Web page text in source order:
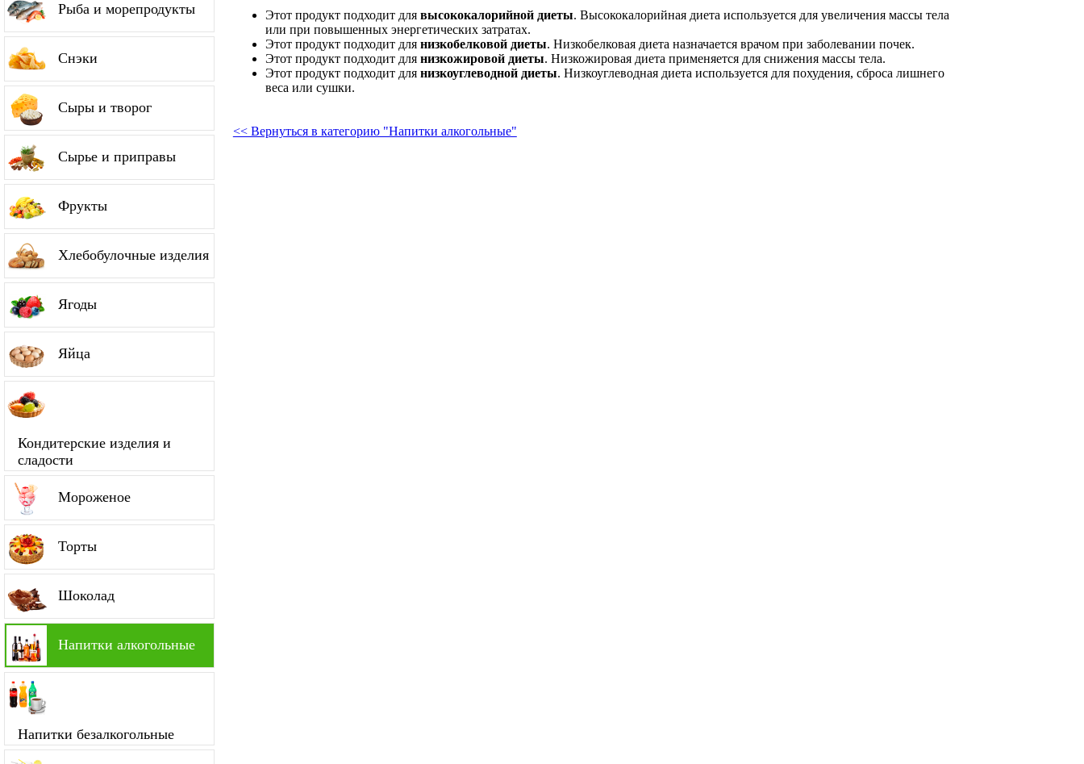
Рыба и морепродукты
Снэки
Сыры и творог
Сырье и приправы
Фрукты
Хлебобулочные изделия
Ягоды
Яйца
Кондитерские изделия и
сладости
Мороженое
Торты
Шоколад
Напитки алкогольные
Напитки безалкогольные
Этот продукт подходит для высококалорийной диеты. Высококалорийная диета используется для увеличения массы тела
или при повышенных энергетических затратах.
Этот продукт подходит для низкобелковой диеты. Низкобелковая диета назначается врачом при заболевании почек.
Этот продукт подходит для низкожировой диеты. Низкожировая диета применяется для снижения массы тела.
Этот продукт подходит для низкоуглеводной диеты. Низкоуглеводная диета используется для похудения, сброса лишнего
веса или сушки.
<< Вернуться в категорию "Напитки алкогольные"